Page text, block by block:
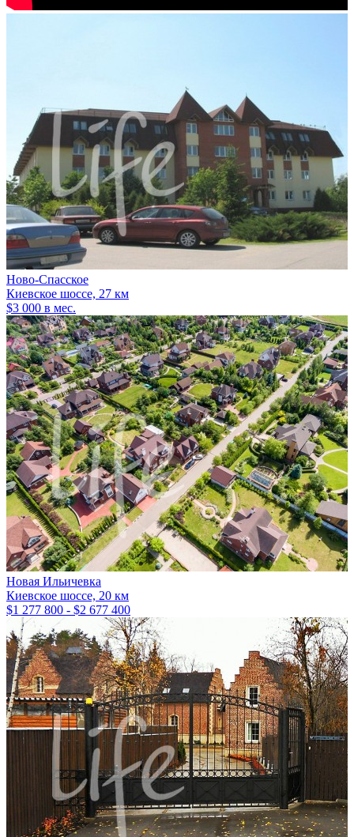
Ново-Спасское
Киевское шоссе, 27 км
$3 000 в мес.
Новая Ильичевка
Киевское шоссе, 20 км
$1 277 800 - $2 677 400